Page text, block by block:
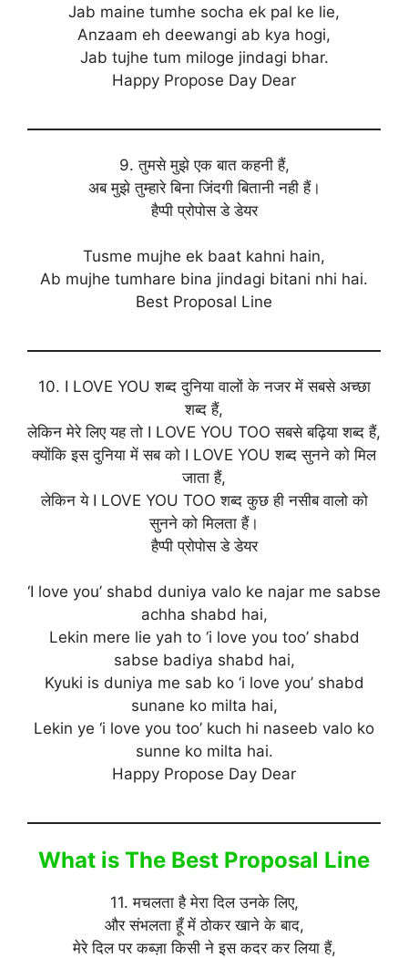
Jab maine tumhe socha ek pal ke lie,
Anzaam eh deewangi ab kya hogi,
Jab tujhe tum miloge jindagi bhar.
Happy Propose Day Dear
9. तुमसे मुझे एक बात कहनी हैं,
अब मुझे तुम्हारे बिना जिंदगी बितानी नही हैं।
हैप्पी प्रोपोस डे डेयर
Tusme mujhe ek baat kahni hain,
Ab mujhe tumhare bina jindagi bitani nhi hai.
Best Proposal Line
10. I LOVE YOU शब्द दुनिया वालों के नजर में सबसे अच्छा
शब्द हैं,
लेकिन मेरे लिए यह तो I LOVE YOU TOO सबसे बढ़िया शब्द हैं,
क्योंकि इस दुनिया में सब को I LOVE YOU शब्द सुनने को मिल
जाता हैं,
लेकिन ये I LOVE YOU TOO शब्द कुछ ही नसीब वालो को
सुनने को मिलता हैं।
हैप्पी प्रोपोस डे डेयर
‘I love you’ shabd duniya valo ke najar me sabse
achha shabd hai,
Lekin mere lie yah to ‘i love you too’ shabd
sabse badiya shabd hai,
Kyuki is duniya me sab ko ‘i love you’ shabd
sunane ko milta hai,
Lekin ye ‘i love you too’ kuch hi naseeb valo ko
sunne ko milta hai.
Happy Propose Day Dear
What is The Best Proposal Line
11. मचलता है मेरा दिल उनके लिए,
और संभलता हूँ में ठोकर खाने के बाद,
मेरे दिल पर कब्ज़ा किसी ने इस कदर कर लिया हैं,